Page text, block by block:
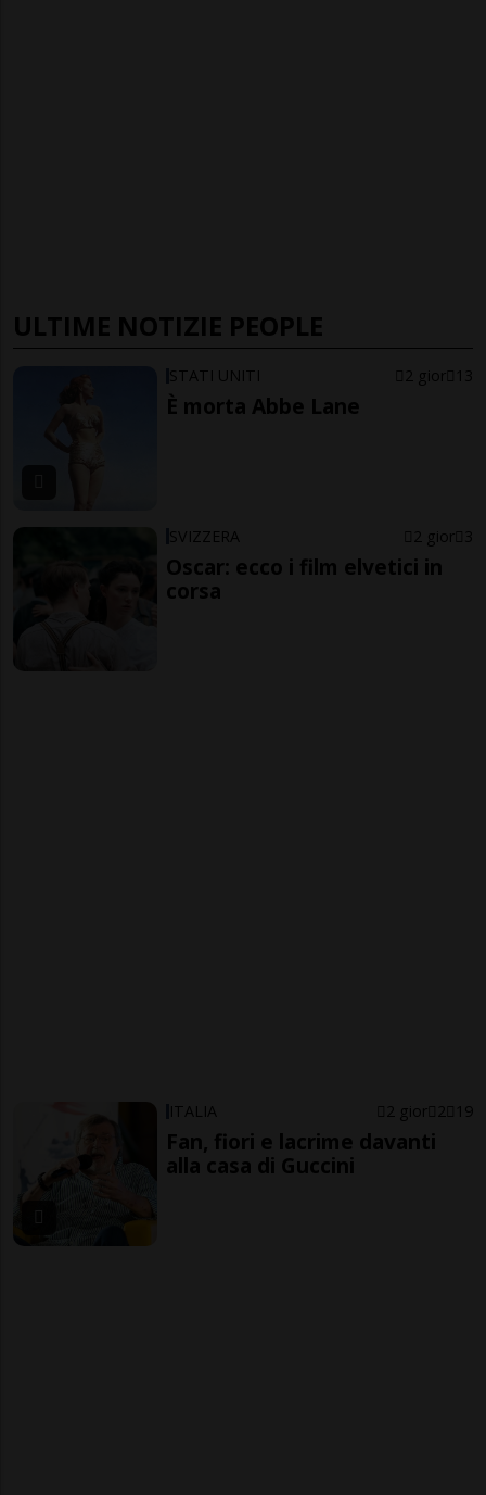
ULTIME NOTIZIE PEOPLE
STATI UNITI 2 gior 13
È morta Abbe Lane
SVIZZERA 2 gior 3
Oscar: ecco i film elvetici in
corsa
ITALIA 2 gior 2 19
Fan, fiori e lacrime davanti
alla casa di Guccini